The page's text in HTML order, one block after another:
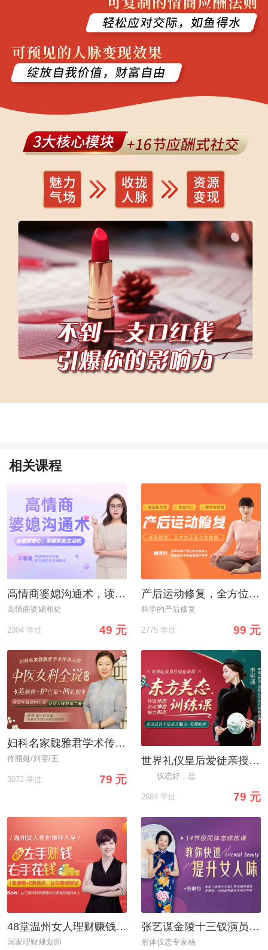
相关课程
高情商婆媳沟通术，读懂婆婆心，掌握家庭主动权
高情商婆媳相处
2304 学过 49 元
产后运动修复，全方位还原少女体态！
科学的产后修复
2775 学过 99 元
妇科名家魏雅君学术传承人：中医女科全说，美颜体+护宫巢+调脏腑，让你绽放第二春
佟丽娅/刘雯/王
3072 学过 79 元
世界礼仪皇后爱徒亲授：东方美态训练课，让你养出过目不忘魅力，美到80岁
仪态好，总
2684 学过 79 元
48堂温州女人理财赚钱大全：教你管钱、花钱、赚钱，变身“财女”!
国家理财规划师
张艺谋金陵十三钗演员形体仪态导师：14节极简体态修炼课，让你散发独特女人味
形体仪态专家杨